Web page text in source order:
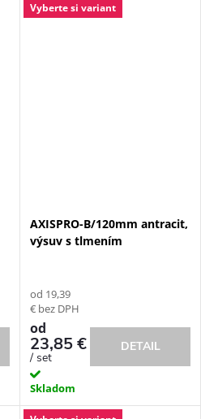
Vyberte si variant
AXISPRO-B/120mm antracit,
výsuv s tlmením
od 19,39
€ bez DPH
od
23,85 €
/ set
Skladom
DETAIL